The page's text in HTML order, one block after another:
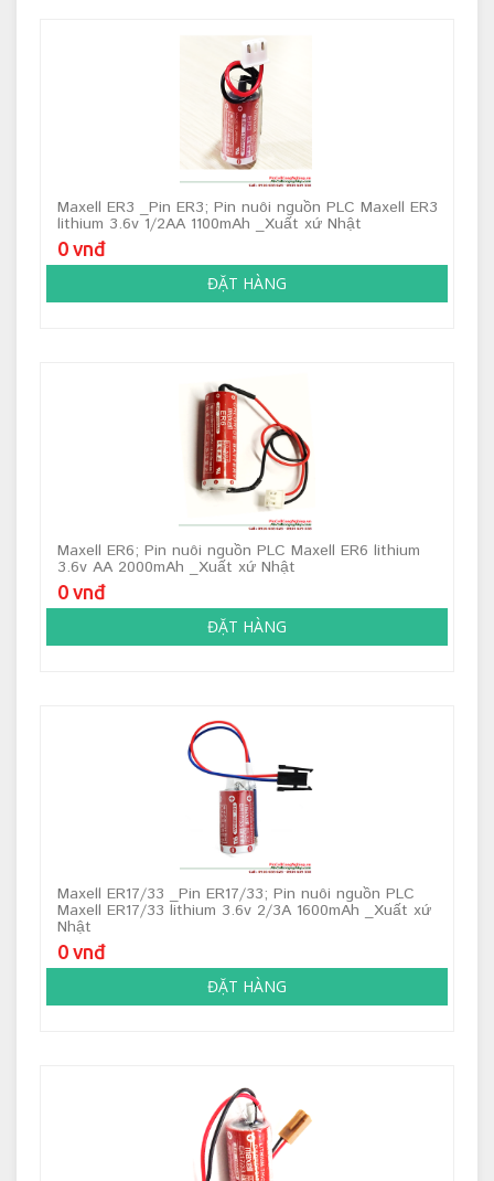
Maxell ER3 _Pin ER3; Pin nuôi nguồn PLC Maxell ER3
lithium 3.6v 1/2AA 1100mAh _Xuất xứ Nhật
0 vnđ
ĐẶT HÀNG
Maxell ER6; Pin nuôi nguồn PLC Maxell ER6 lithium
3.6v AA 2000mAh _Xuất xứ Nhật
0 vnđ
ĐẶT HÀNG
Maxell ER17/33 _Pin ER17/33; Pin nuôi nguồn PLC
Maxell ER17/33 lithium 3.6v 2/3A 1600mAh _Xuất xứ
Nhật
0 vnđ
ĐẶT HÀNG